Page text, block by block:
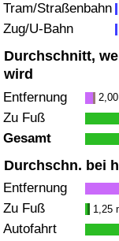
Tram/Straßenbahn
Zug/U-Bahn
Durchschnitt,
wird
Entfernung
Zu Fuß
Gesamt
Durchschn. bei
Entfernung
Zu Fuß 1,25
Autofahrt
Verkehrs-Index
Verkehrs-Index
Verkehrs-Index